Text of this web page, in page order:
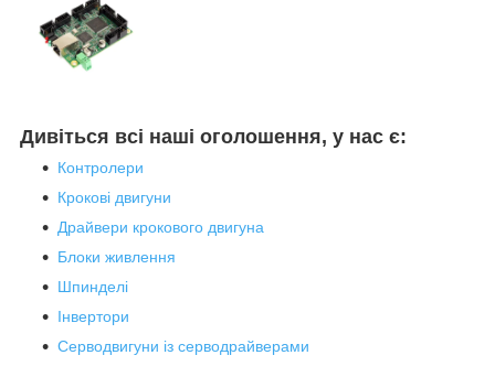
Дивіться всі наші оголошення, у нас є:
Контролери
Крокові двигуни
Драйвери крокового двигуна
Блоки живлення
Шпинделі
Інвертори
Серводвигуни із серводрайверами